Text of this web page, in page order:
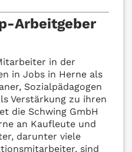
Arbeitgeber
in der
in Jobs in Herne als
Sozialpädagogen
Verstärkung zu ihren
die Schwing GmbH
an Kaufleute und
darunter viele
sind